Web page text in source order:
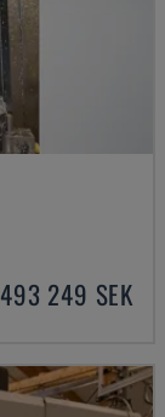
493 249 SEK